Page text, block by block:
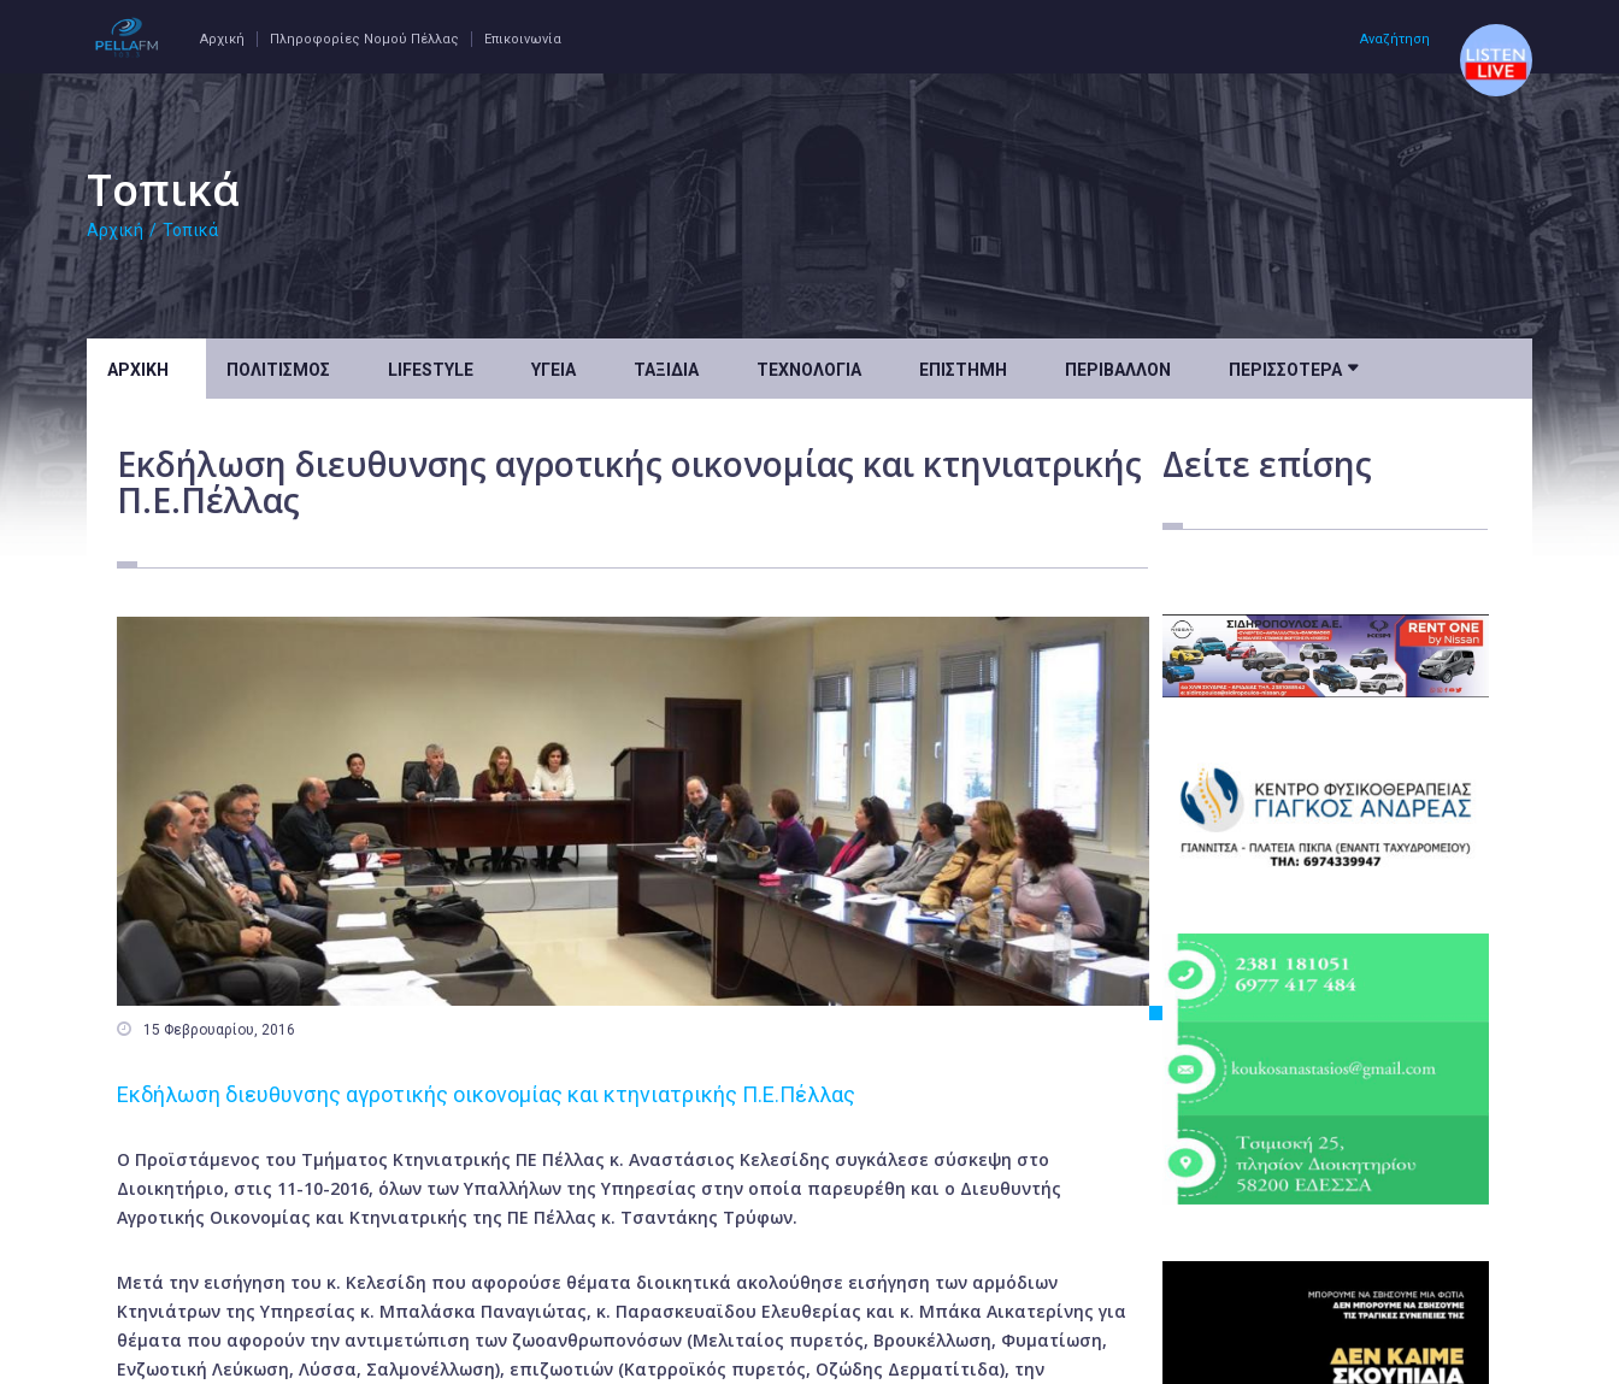
Αρχική Πληροφορίες Νομού Πέλλας Επικοινωνία Αναζήτηση
Τοπικά
Αρχική / Τοπικά
ΑΡΧΙΚΉ ΠΟΛΙΤΙΣΜΌΣ LIFESTYLE ΥΓΕΊΑ ΤΑΞΊΔΙΑ ΤΕΧΝΟΛΟΓΊΑ ΕΠΙΣΤΉΜΗ ΠΕΡΙΒΆΛΛΟΝ ΠΕΡΙΣΣΌΤΕΡΑ 
Εκδήλωση διευθυνσης αγροτικής οικονομίας και κτηνιατρικής
Π.Ε.Πέλλας
 15 Φεβρουαρίου, 2016
Εκδήλωση διευθυνσης αγροτικής οικονομίας και κτηνιατρικής Π.Ε.Πέλλας
Ο Προϊστάμενος του Τμήματος Κτηνιατρικής ΠΕ Πέλλας κ. Αναστάσιος Κελεσίδης συγκάλεσε σύσκεψη στο
Διοικητήριο, στις 11-10-2016, όλων των Υπαλλήλων της Υπηρεσίας στην οποία παρευρέθη και ο Διευθυντής
Αγροτικής Οικονομίας και Κτηνιατρικής της ΠΕ Πέλλας κ. Τσαντάκης Τρύφων.
Μετά την εισήγηση του κ. Κελεσίδη που αφορούσε θέματα διοικητικά ακολούθησε εισήγηση των αρμόδιων
Κτηνιάτρων της Υπηρεσίας κ. Μπαλάσκα Παναγιώτας, κ. Παρασκευαϊδου Ελευθερίας και κ. Μπάκα Αικατερίνης για
θέματα που αφορούν την αντιμετώπιση των ζωοανθρωπονόσων (Μελιταίος πυρετός, Βρουκέλλωση, Φυματίωση,
Ενζωοτική Λεύκωση, Λύσσα, Σαλμονέλλωση), επιζωοτιών (Κατρροϊκός πυρετός, Οζώδης Δερματίτιδα), την
Δείτε επίσης
Αρχική
Πολιτισμός
Υγεία
Ταξίδια
Επιστήμη
Περιβάλλον
Κόσμος
Τοπικά
Πολιτική
Αθλητικά